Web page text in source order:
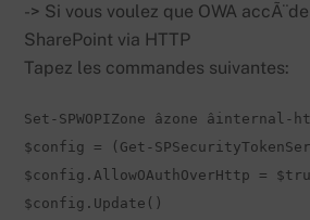
-> Si vous voulez que OWA
SharePoint via HTTP
Tapez les commandes suivantes:
Set-SPWOPIZone âzone âinternal-
$config = (Get-
$config.AllowOAuthOverHttp =